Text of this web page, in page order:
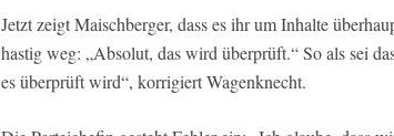
Jetzt zeigt Maischberger, dass es ihr um Inhalte
hastig weg: „Absolut, das wird überprüft.“ So als sei
es überprüft wird“, korrigiert Wagenknecht.